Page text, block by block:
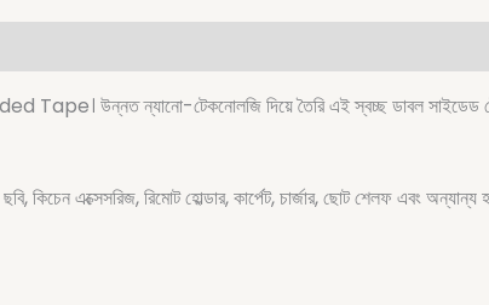
Tape। উন্নত ন্যানো-টেকনোলজি দিয়ে তৈরি এই স্বচ্ছ ডাবল সাইডেড
কিচেন এক্সেসরিজ, রিমোট হোল্ডার, কার্পেট, চার্জার, ছোট শেলফ এবং